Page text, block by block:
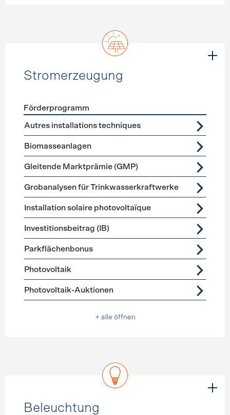
Stromerzeugung
Förderprogramme Stromerzeugung
Förderprogramm
Autres installations techniques
Biomasseanlagen
Gleitende Marktprämie (GMP)
Grobanalysen für Trinkwasserkraftwerke
Installation solaire photovoltaïque
Investitionsbeitrag (IB)
Parkflächenbonus
Photovoltaik
Photovoltaik-Auktionen
+ alle öffnen
Beleuchtung